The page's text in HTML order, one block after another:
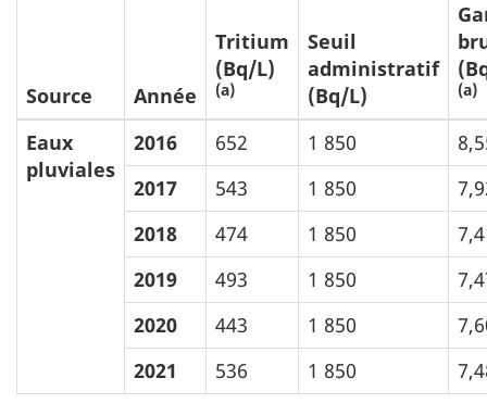
Source Année
Tritium
(Bq/L)
(a)
Seuil
administratif
(Bq/L)
(a)
Eaux
pluviales
2016 652 1 850
2017
543 1 850
2018
474 1 850
2019
493 1 850
2020
443 1 850
2021
536 1 850